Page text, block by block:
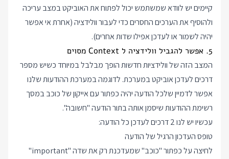
קיימים יש לוודא שמשתמש יכול לפתוח את האוביקט במצב עריכה
ולהוסיף את הערכים החסרים כדי לעבור וולידציה (אחרת אי אפשר
יהיה לשמור או לעדכן אפילו שדות אחרים).
5. אפשר להגביל וולידציה ל Context מסוים
המצב הזה של וולידציות חדשות הופך מבלבל במיוחד כשיש מספר
דרכים לעדכן אוביקט במערכת. לדוגמה במערכת ההודעות שלנו
אפשר לדמיין שלכל הודעה יהיה כפתור עם אייקון של כוכב במסך
רשימת ההודעות שיסמן אותה בתור הודעה "חשובה".
עכשיו יש לנו 2 דרכים לעדכן כל הודעה:
טופס העדכון הרגיל של הודעה
לחיצה על כפתור "כוכב" שמעדכנת רק את שדה "important"